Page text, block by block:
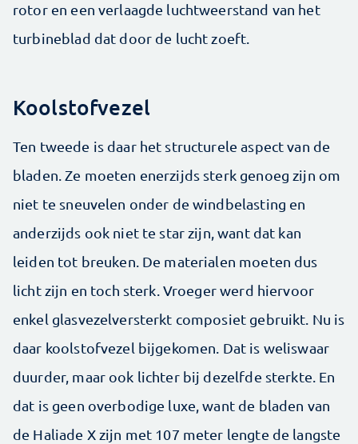
rotor en een verlaagde luchtweerstand van het
turbineblad dat door de lucht zoeft.
Koolstofvezel
Ten tweede is daar het structurele aspect van de
bladen. Ze moeten enerzijds sterk genoeg zijn om
niet te sneuvelen onder de windbelasting en
anderzijds ook niet te star zijn, want dat kan
leiden tot breuken. De materialen moeten dus
licht zijn en toch sterk. Vroeger werd hiervoor
enkel glasvezelversterkt composiet gebruikt. Nu is
daar koolstofvezel bijgekomen. Dat is weliswaar
duurder, maar ook lichter bij dezelfde sterkte. En
dat is geen overbodige luxe, want de bladen van
de Haliade X zijn met 107 meter lengte de langste